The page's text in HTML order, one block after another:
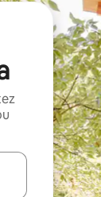
vers le haut et